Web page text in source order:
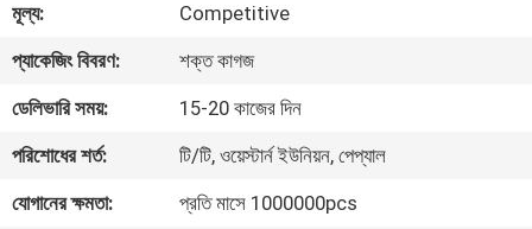
মান
নিয়ন্ত্রণ
যোগাযোগ
করুন
মূল্য:
Competitive
প্যাকেজিং বিবরণ:
শক্ত কাগজ
ডেলিভারি সময়:
15-20 কাজের দিন
পরিশোধের শর্ত:
টি/টি, ওয়েস্টার্ন ইউনিয়ন, পেপ্যাল
যোগানের ক্ষমতা:
প্রতি মাসে 1000000pcs